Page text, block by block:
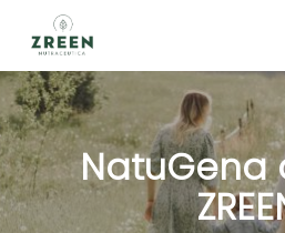
main
content
Cart
NatuGena